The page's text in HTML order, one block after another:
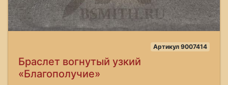
Артикул 9007414
Браслет вогнутый узкий
«Благополучие»